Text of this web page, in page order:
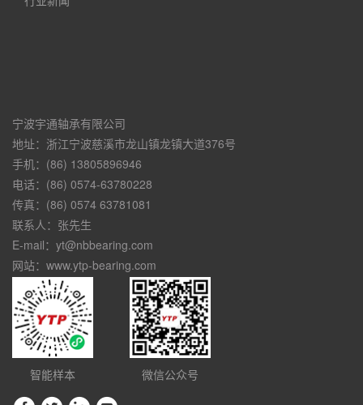
宁波宇通轴承有限公司
地址：浙江宁波慈溪市龙山镇龙镇大道376号
手机：(86) 13805896946
电话：(86) 0574-63780228
传真：(86) 0574 63781081
联系人：张先生
E-mail：yt@nbbearing.com
网站：www.ytp-bearing.com
智能样本 微信公众号